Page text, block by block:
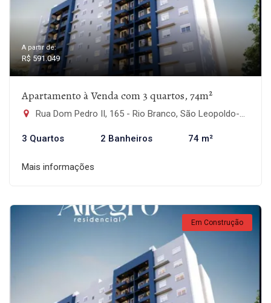
A partir de:
R$ 591.049
Apartamento à Venda com 3 quartos, 74m²
Rua Dom Pedro II, 165 - Rio Branco, São Leopoldo-RS
3 Quartos 2 Banheiros 74 m²
Mais informações
Em Construção